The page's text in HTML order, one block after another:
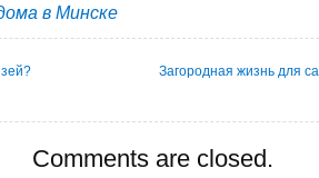
в Минске
Загородная жизнь для
Comments are closed.